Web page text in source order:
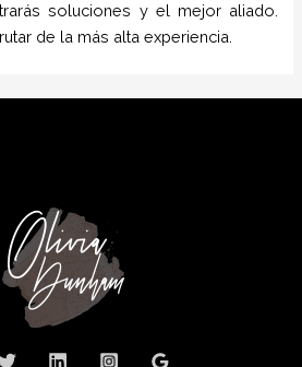
soluciones y el mejor aliado.
de la más alta experiencia.